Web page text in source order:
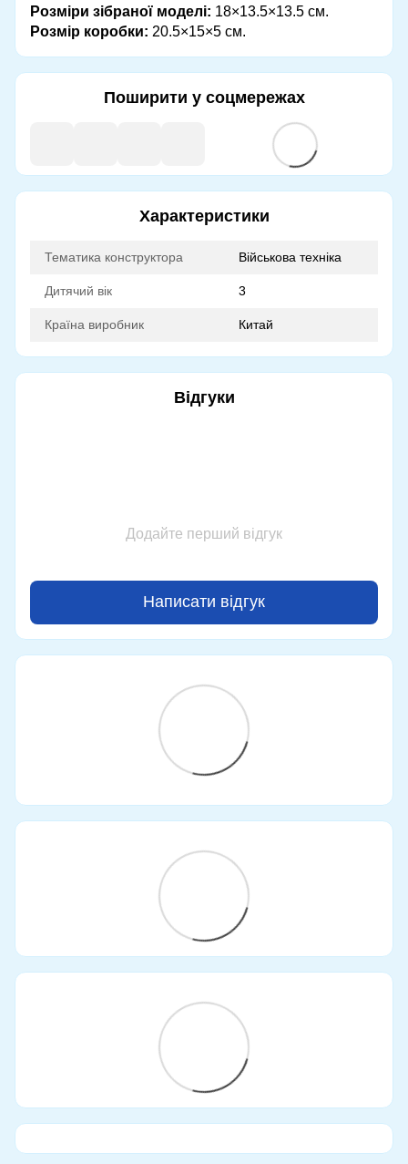
Розміри зібраної моделі: 18×13.5×13.5 см.
Розмір коробки: 20.5×15×5 см.
Поширити у соцмережах
Характеристики
Тематика конструктора Військова техніка
Дитячий вік 3
Країна виробник Китай
Відгуки
Додайте перший відгук
Написати відгук